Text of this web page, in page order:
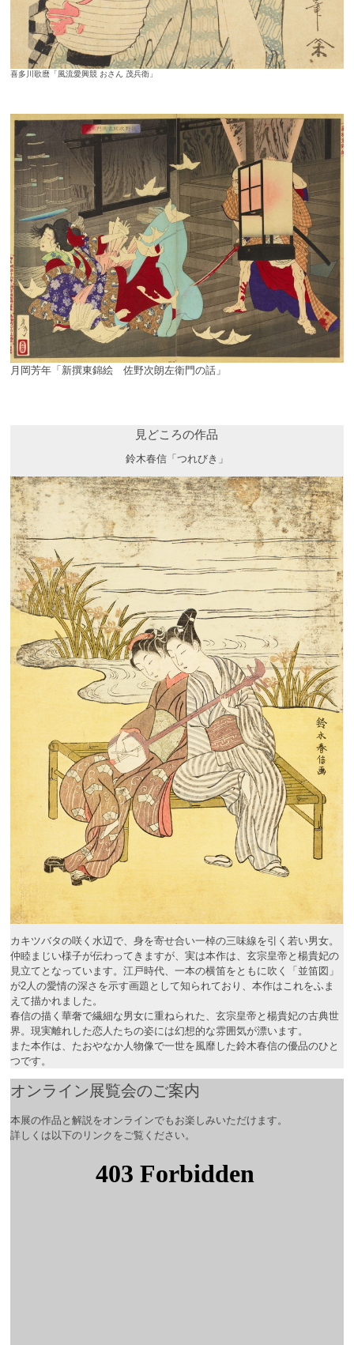
喜多川歌麿「風流愛興競 おさん 茂兵衛」
月岡芳年「新撰東錦絵 佐野次朗左衛門の話」
見どころの作品
鈴木春信「つれびき」
カキツバタの咲く水辺で、身を寄せ合い一棹の三味線を引く若い男女。
仲睦まじい様子が伝わってきますが、実は本作は、玄宗皇帝と楊貴妃の
見立てとなっています。江戸時代、一本の横笛をともに吹く「並笛図」
が2人の愛情の深さを示す画題として知られており、本作はこれをふま
えて描かれました。
春信の描く華奢で繊細な男女に重ねられた、玄宗皇帝と楊貴妃の古典世
界。現実離れした恋人たちの姿には幻想的な雰囲気が漂います。
また本作は、たおやなか人物像で一世を風靡した鈴木春信の優品のひと
つです。
オンライン展覧会のご案内
本展の作品と解説をオンラインでもお楽しみいただけます。
詳しくは以下のリンクをご覧ください。